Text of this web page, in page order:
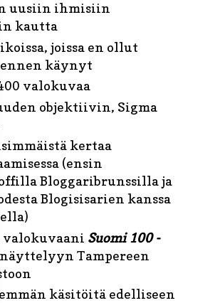
uusiin ihmisiin
kautta
joissa en ollut
käynyt
valokuvaa
objektiivin, Sigma
kertaa
(ensin
Bloggaribrunssilla ja
Blogisisarien kanssa
valokuvaani Suomi 100 -
Tampereen
käsitöitä edelliseen